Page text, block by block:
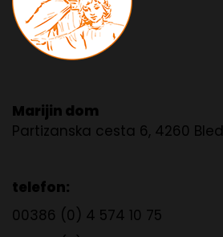
Marijin dom
Partizanska cesta 6, 4260 Bled
telefon:
00386 (0) 4 574 10 75